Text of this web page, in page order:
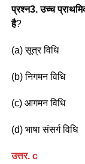
प्रश्न3. उच्च
है?
(a) सूत्र विधि
(b) निगमन विधि
(c) आगमन विधि
(d) भाषा संसर्ग विधि
उत्तर. c